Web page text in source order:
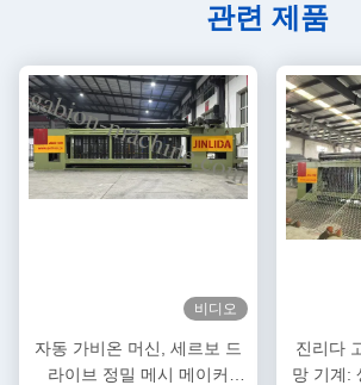
관련 제품
비디오
자동 가비온 머신, 세르보 드
라이브 정밀 메시 메이커
진리다
망 기계: